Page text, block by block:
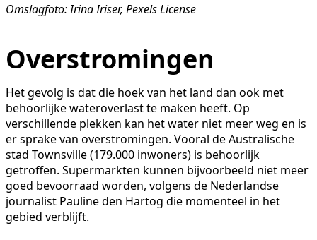
Omslagfoto: Irina Iriser, Pexels License
Overstromingen
Het gevolg is dat die hoek van het land dan ook met
behoorlijke wateroverlast te maken heeft. Op
verschillende plekken kan het water niet meer weg en is
er sprake van overstromingen. Vooral de Australische
stad Townsville (179.000 inwoners) is behoorlijk
getroffen. Supermarkten kunnen bijvoorbeeld niet meer
goed bevoorraad worden, volgens de Nederlandse
journalist Pauline den Hartog die momenteel in het
gebied verblijft.